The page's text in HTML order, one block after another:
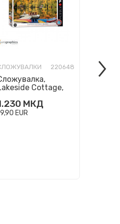
220648
Cottage,
(Smart
МКД
EUR